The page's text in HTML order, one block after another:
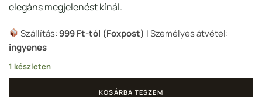
elegáns megjelenést kínál.
Szállítás:999 Ft-tól (Foxpost) | Személyes átvétel:
ingyenes
1 készleten
KOSÁRBA TESZEM